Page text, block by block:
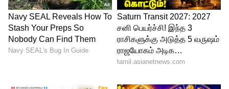
அதானி-க்கு ரூ.5.86 லட்சம் கோடி காலி!
ஹிண்டன்பர்க் அறிக்கையால் ரூ.11.60